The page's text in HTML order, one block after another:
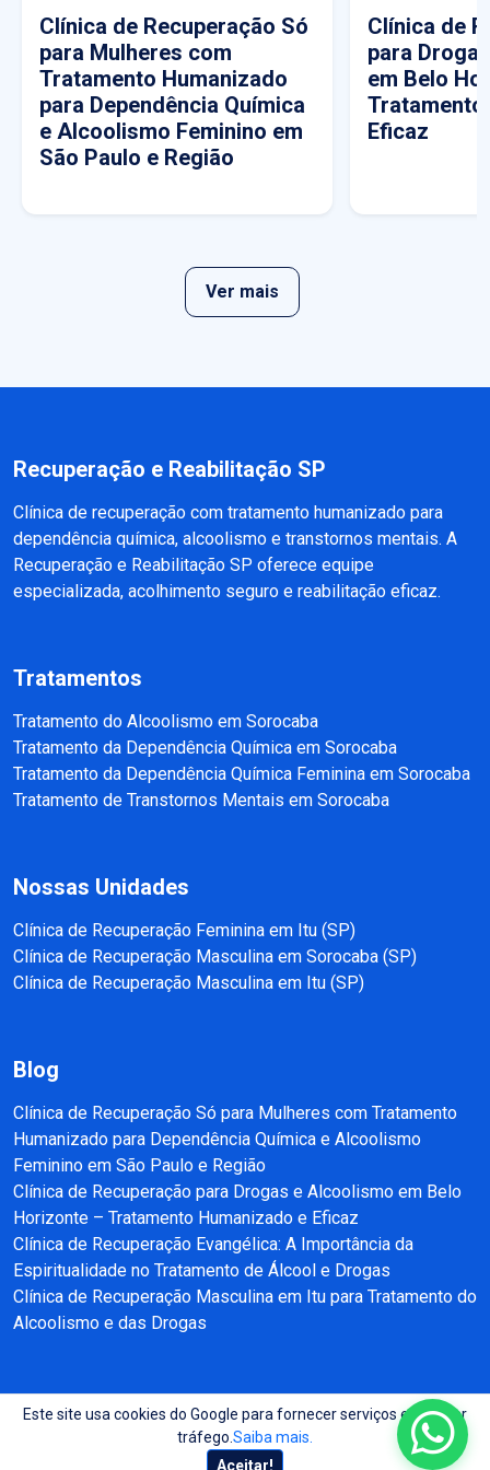
Clínica de Recuperação Só
para Mulheres com
Tratamento Humanizado
para Dependência Química
e Alcoolismo Feminino em
São Paulo e Região
Clínica de
para
em Belo
Tratamento
Eficaz
Ver mais
Recuperação e Reabilitação SP
Clínica de recuperação com tratamento humanizado para
dependência química, alcoolismo e transtornos mentais. A
Recuperação e Reabilitação SP oferece equipe
especializada, acolhimento seguro e reabilitação eficaz.
Tratamentos
Tratamento do Alcoolismo em Sorocaba
Tratamento da Dependência Química em Sorocaba
Tratamento da Dependência Química Feminina em Sorocaba
Tratamento de Transtornos Mentais em Sorocaba
Nossas Unidades
Clínica de Recuperação Feminina em Itu (SP)
Clínica de Recuperação Masculina em Sorocaba (SP)
Clínica de Recuperação Masculina em Itu (SP)
Blog
Clínica de Recuperação Só para Mulheres com Tratamento
Humanizado para Dependência Química e Alcoolismo
Feminino em São Paulo e Região
Clínica de Recuperação para Drogas e Alcoolismo em Belo
Horizonte – Tratamento Humanizado e Eficaz
Clínica de Recuperação Evangélica: A Importância da
Espiritualidade no Tratamento de Álcool e Drogas
Clínica de Recuperação Masculina em Itu para Tratamento do
Alcoolismo e das Drogas
Copyright © 2025 - 2026 Recuperação e Reabilitação SP Todos direitos
reservados.
Site produzido por:Almeida Sites
Este site usa cookies do Google para fornecer serviços e analisar
tráfego. Saiba mais.
Aceitar!